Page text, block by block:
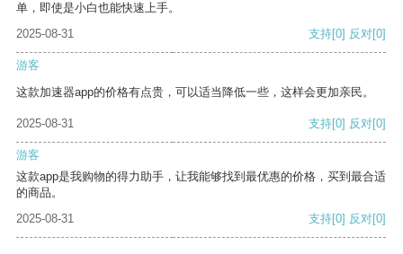
单，即使是小白也能快速上手。
2025-08-31
支持[0] 反对[0]
游客
这款加速器app的价格有点贵，可以适当降低一些，这样会更加亲民。
2025-08-31 支持[0] 反对[0]
游客
这款app是我购物的得力助手，让我能够找到最优惠的价格，买到最合适
的商品。
2025-08-31
支持[0] 反对[0]